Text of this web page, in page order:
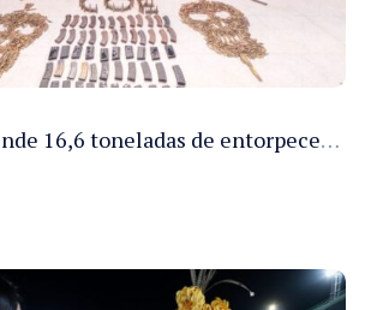
PMAM apreende 16,6 toneladas de entorpecentes e registra aumento nas prisões em flagrante e nas capturas de foragidos no primeiro semestre de 2026